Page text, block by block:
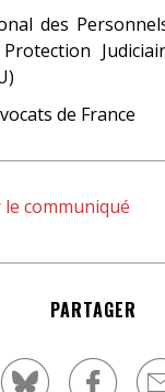
des
de France
communiqué
PARTAGER